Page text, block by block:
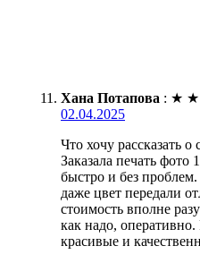
Хана Потапова : ★ ★
02.04.2025
Что хочу рассказать о
Заказала печать
быстро и без
даже цвет передали
стоимость вполне
как надо,
красивые и